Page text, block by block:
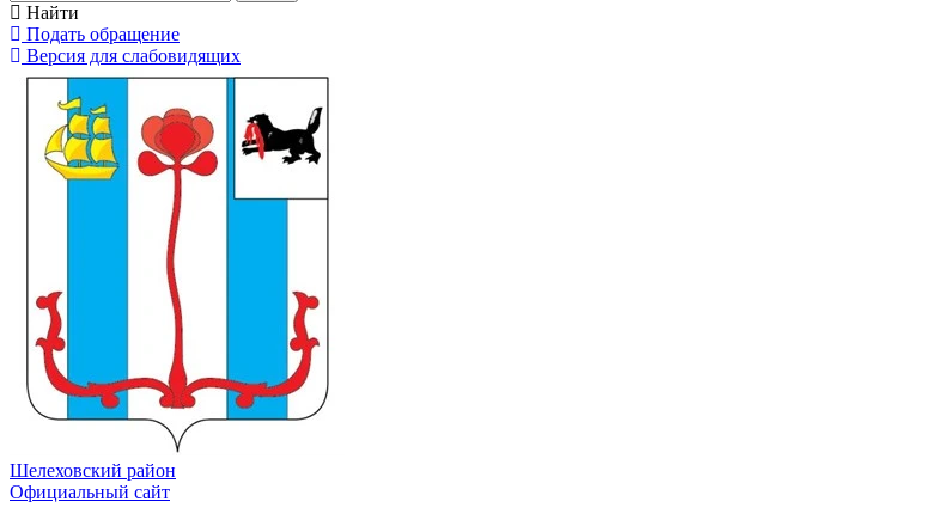
Найти
Подать обращение
Версия для слабовидящих
Шелеховский район
Официальный сайт